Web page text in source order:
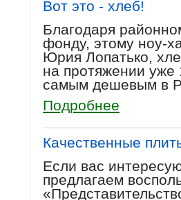
Вот это - хлеб!
Благодаря
фонду, этому ноу-
Юрия Лопатько,
на протяжении уже
самым дешевым в
Подробнее
Качественные
Если вас
предлагаем